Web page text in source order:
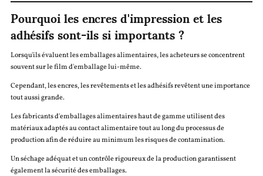
Pourquoi les encres d'impression et les
adhésifs sont-ils si importants ?
Lorsqu'ils évaluent les emballages alimentaires, les acheteurs se concentrent
souvent sur le film d'emballage lui-même.
Cependant, les encres, les revêtements et les adhésifs revêtent une importance
tout aussi grande.
Les fabricants d'emballages alimentaires haut de gamme utilisent des
matériaux adaptés au contact alimentaire tout au long du processus de
production afin de réduire au minimum les risques de contamination.
Un séchage adéquat et un contrôle rigoureux de la production garantissent
également la sécurité des emballages.